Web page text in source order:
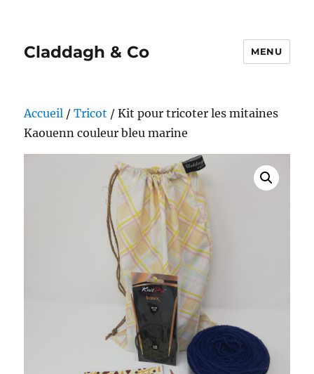
Claddagh & Co MENU
Accueil /Tricot / Kit pour tricoter les mitaines
Kaouenn couleur bleu marine